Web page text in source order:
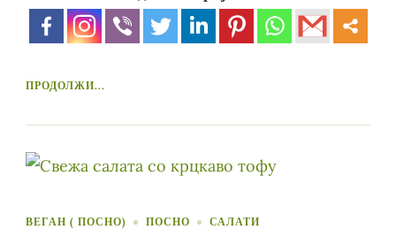
ПРОДОЛЖИ...
ВЕГАН ( ПОСНО) ПОСНО САЛАТИ